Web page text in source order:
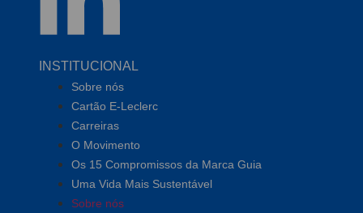
INSTITUCIONAL
Sobre nós
Cartão E-Leclerc
Carreiras
O Movimento
Os 15 Compromissos da Marca Guia
Uma Vida Mais Sustentável
Sobre nós